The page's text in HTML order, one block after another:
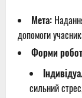
Мета:
допомоги
Форми
сильний